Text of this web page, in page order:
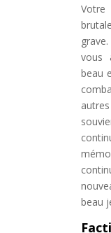
Votre
vous
beau
beau